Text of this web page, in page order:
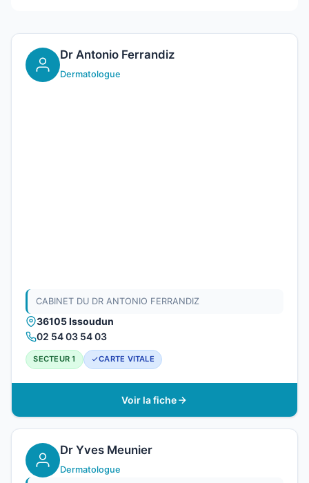
Dr Antonio Ferrandiz
Dermatologue
CABINET DU DR ANTONIO FERRANDIZ
36105 Issoudun
02 54 03 54 03
SECTEUR 1 CARTE VITALE
Voir la fiche
Dr Yves Meunier
Dermatologue